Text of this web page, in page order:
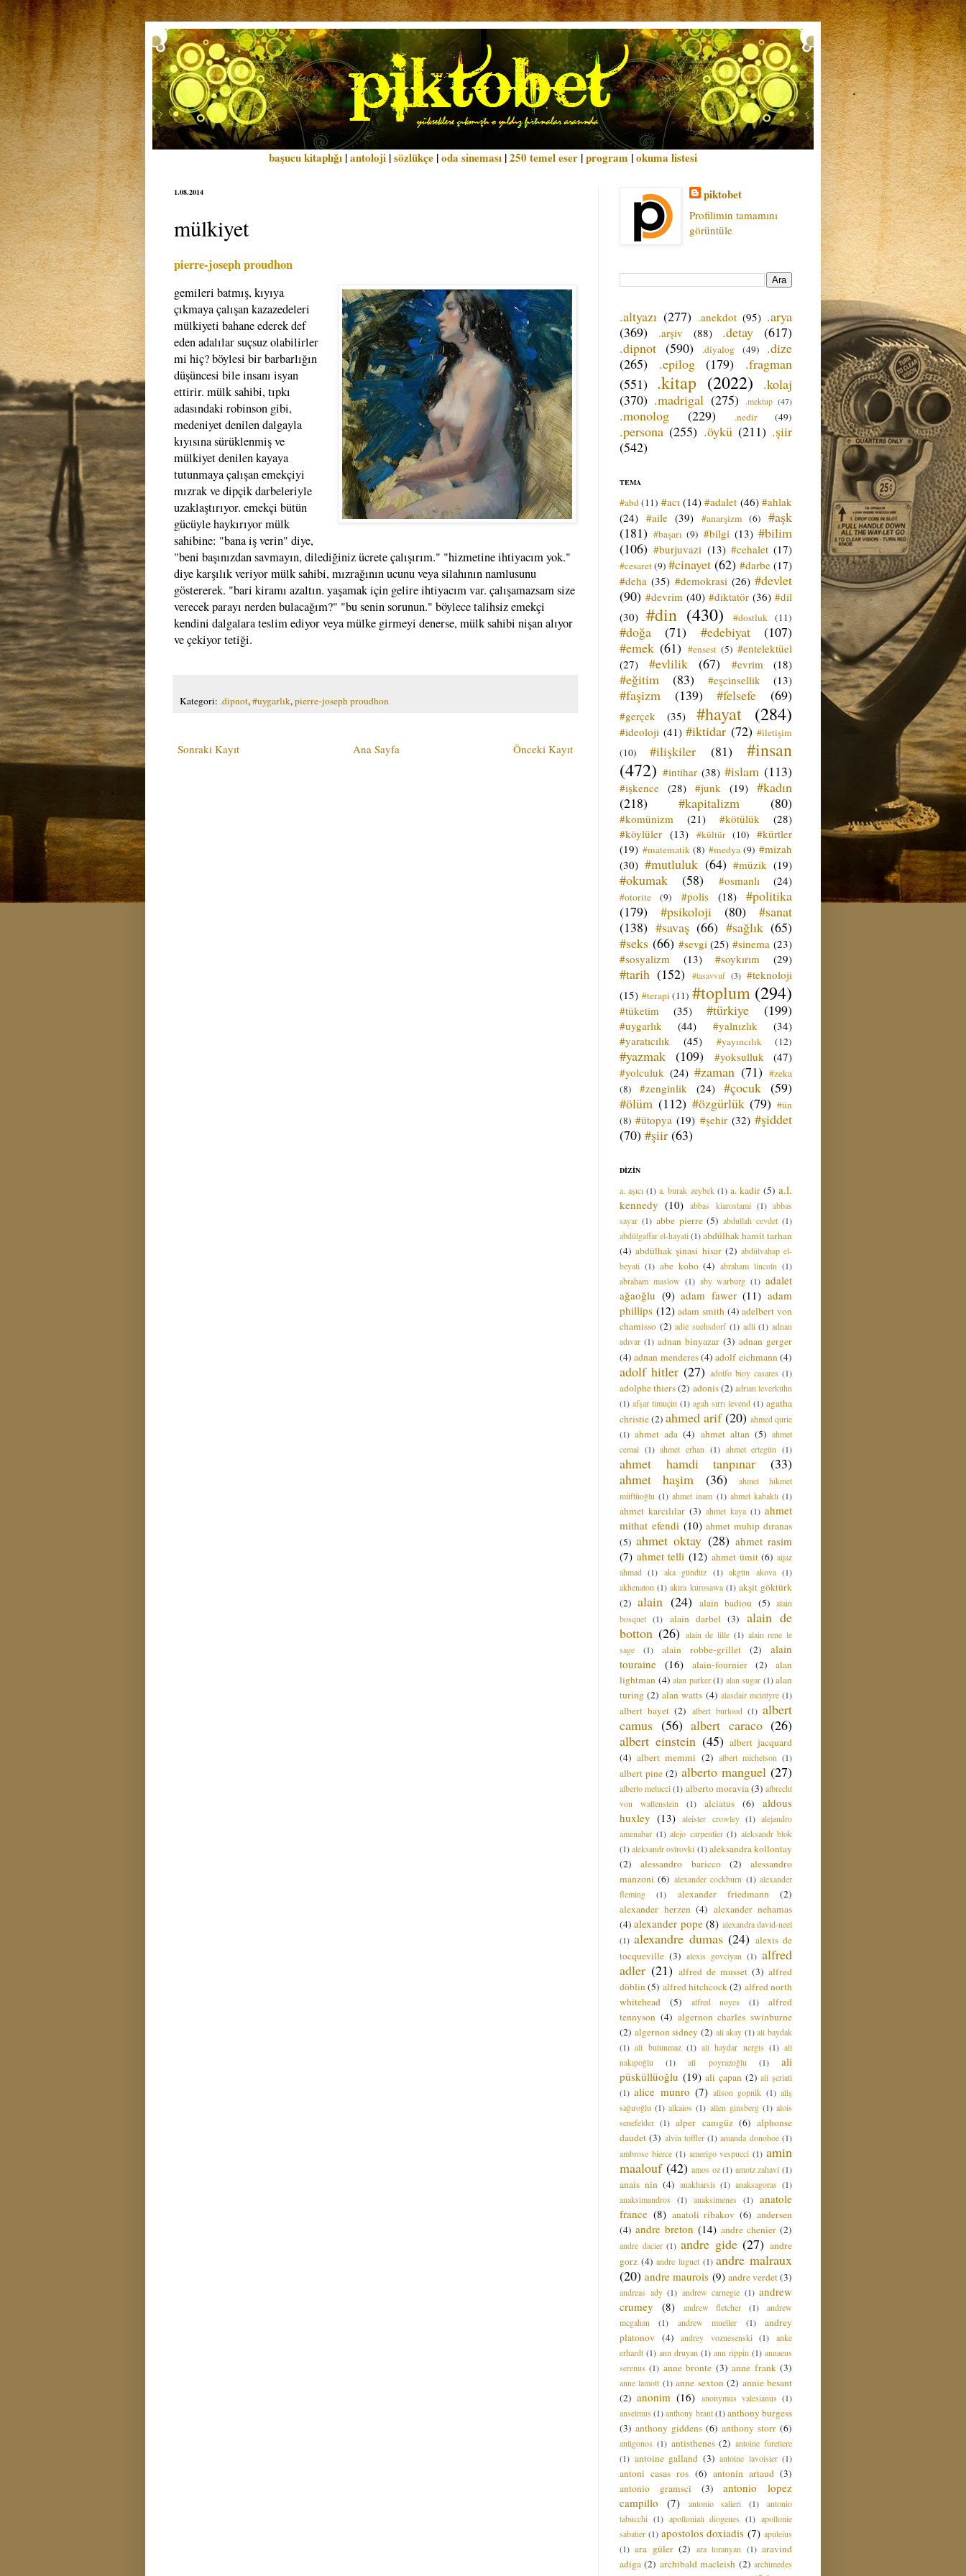
başucu kitaplığı |antoloji |sözlükçe |oda sineması |250 temel eser |program |okuma listesi
1.08.2014
mülkiyet
pierre-joseph proudhon
gemileri batmış, kıyıya
çıkmaya çalışan kazazedeleri
mülkiyeti bahane ederek def
eden adalılar suçsuz olabilirler
mi hiç? böylesi bir barbarlığın
düşüncesi bile insanı isyan
ettirir. mülk sahibi, tıpkı
adasındaki robinson gibi,
medeniyet denilen dalgayla
kıyısına sürüklenmiş ve
mülkiyet denilen kayaya
tutunmaya çalışan emekçiyi
mızrak ve dipçik darbeleriyle
uzaklaştırıyor. emekçi bütün
gücüyle haykırıyor mülk
sahibine: "bana iş verin" diye,
"beni başınızdan savmayın, dilediğiniz ücrete çalışırım." "hizmetine ihtiyacım yok."
diye karşılık veriyor mülk sahibi, mızrağının ucunu veya silahının namlusunu
göstererek. "bari kiramı azaltın. yaşamak için gelire ihtiyacım var. çalışamazsam size
verecek parayı nerden bulacağım?" "bu senin sorunun." böylece talihsiz emekçi
kendini dalgalara teslim ediyor veya mülke girmeyi denerse, mülk sahibi nişan alıyor
ve çekiyor tetiği.
Kategori: .dipnot,#uygarlık,pierre-joseph proudhon
Sonraki Kayıt Önceki Kayıt
Ana Sayfa
piktobet
Profilimin tamamını
görüntüle
.altyazı (277) .anekdot (95) .arya
(369)
.arşiv (88) .detay
(617)
.dipnot (590) .diyalog (49)
.dize
(265)
.epilog (179)
.fragman
(551) .kitap (2022)
.kolaj
(370) .madrigal (275) .mektup (47)
.monolog (229) .nedir (49)
.persona (255) .öykü (211) .şiir
(542)
TEMA
#abd (11) #acı (14) #adalet (46) #ahlak
(24) #aile (39) #anarşizm (6)
#aşk
(181) #başarı (9) #bilgi (13) #bilim
(106) #burjuvazi (13) #cehalet (17)
#cesaret(9) #cinayet (62) #darbe (17)
#deha (35) #demokrasi (26) #devlet
(90) #devrim (40) #diktatör (36) #dil
(30) #din (430) #dostluk (11)
#doğa (71) #edebiyat
(107)
#emek (61) #ensest (5) #entelektüel
(27)
#evlilik (67) #evrim (18)
#eğitim (83) #eşcinsellik (13)
#faşizm (139) #felsefe (69)
#gerçek (35) #hayat (284)
#ideoloji (41) #iktidar (72) #iletişim
(10)
#ilişkiler (81)
#insan
(472) #intihar (38) #islam (113)
#işkence (28) #junk (19) #kadın
(218)
#kapitalizm (80)
#komünizm (21) #kötülük
(28)
#köylüler (13) #kültür (10)
#kürtler
(19) #matematik (8) #medya (9) #mizah
(30) #mutluluk (64) #müzik (19)
#okumak (58) #osmanlı (24)
#otorite (9) #polis (18)
#politika
(179)
#psikoloji (80)
#sanat
(138) #savaş (66) #sağlık (65)
#seks (66) #sevgi (25) #sinema (23)
#sosyalizm
(13) #soykırım (29)
#tarih (152) #tasavvuf (3) #teknoloji
(15) #terapi (11) #toplum (294)
#tüketim (35) #türkiye (199)
#uygarlık (44) #yalnızlık
(34)
#yaratıcılık
(45) #yayıncılık (12)
#yazmak (109) #yoksulluk
(47)
#yolculuk (24) #zaman (71) #zeka
(8)
#zenginlik (24) #çocuk (59)
#ölüm (112) #özgürlük (79) #ün
(8) #ütopya (19) #şehir (32) #şiddet
(70) #şiir (63)
DİZİN
a. aşıcı (1) a. burak zeybek (1) a. kadir (5) a.l.
kennedy (10) abbas kiarostami (1) abbas
sayar (1) abbe pierre (5) abdullah cevdet (1)
abdülgaffar el-hayati(1)abdülhak hamit tarhan
(4) abdülhak şinasi hisar (2) abdülvahap el-
beyati (1) abe kobo (4) abraham lincoln (1)
abraham maslow (1) aby warburg (1) adalet
ağaoğlu (9) adam fawer (11) adam
phillips (12) adam smith (4) adelbert von
chamisso (2) adie suehsdorf (1) adli (1) adnan
adıvar (1) adnan binyazar (3) adnan gerger
(4) adnan menderes(4) adolf eichmann (4)
adolf hitler (27) adolfo bioy casares (1)
adolphe thiers(2) adonis(2) adrian leverkühn
(1) afşar timuçin (1) agah sırrı levend (1) agatha
christie(2) ahmed arif (20) ahmed qurie
(1) ahmet ada (4) ahmet altan (5) ahmet
cemal (1) ahmet erhan (1) ahmet ertegün (1)
ahmet hamdi tanpınar
(33)
ahmet haşim
(36)
ahmet hikmet
müftüoğlu (1) ahmet inam (1) ahmet kabaklı (1)
ahmet karcılılar (3) ahmet kaya (1) ahmet
mithat efendi (10) ahmet muhip dıranas
(5) ahmet oktay (28) ahmet rasim
(7) ahmet telli (12) ahmet ümit (6) aijaz
ahmad (1) aka gündüz (1) akgün akova (1)
akhenaton (1) akira kurosawa (1) akşit göktürk
(2) alain (24) alain badiou (5) alain
bosquet (1) alain darbel (3)
alain de
botton (26) alain de lille (1) alain rene le
sage
(1) alain robbe-grillet (2)
alain
touraine (16) alain-fournier (2)
alan
lightman (4) alan parker (1) alan sugar (1) alan
turing (2) alan watts (4) alasdair mcintyre (1)
albert bayet (2) albert burloud (1) albert
camus (56) albert caraco (26)
albert einstein (45) albert jacquard
(4) albert memmi (2) albert michelson (1)
albert pine (2) alberto manguel (27)
alberto melucci (1) alberto moravia (3) albrecht
von wallenstein
(1) alciatus (6)
aldous
huxley (13) aleister crowley (1) alejandro
amenabar (1) alejo carpentier (1) aleksandr blok
(1) aleksandr ostrovki (1) aleksandra kollontay
(2)
alessandro baricco (2)
alessandro
manzoni (6) alexander cockburn (1) alexander
fleming
(1) alexander friedmann
(2)
alexander herzen (4) alexander nehamas
(4) alexander pope (8) alexandra david-neel
(1) alexandre dumas (24) alexis de
tocqueville (3) alexis govciyan (1) alfred
adler (21) alfred de musset (3) alfred
döblin (5) alfred hitchcock(2) alfred north
whitehead
(5) alfred noyes (1)
alfred
tennyson (4) algernon charles swinburne
(2) algernon sidney (2) ali akay (1) ali baydak
(1) ali bulunmaz (1) ali haydar nergis (1) ali
nakıpoğlu
(1) ali poyrazoğlu (1)
ali
püsküllüoğlu (19) ali çapan (2) ali şeriati
(1) alice munro (7) alison gopnik (1) aliş
sağıroğlu (1) alkaios (1) allen ginsberg (1) alois
senefelder (1) alper canıgüz (6) alphonse
daudet (3) alvin toffler (1) amanda donohoe (1)
ambrose bierce (1) amerigo vespucci (1) amin
maalouf (42) amos oz (1) amotz zahavi (1)
anais nin (4) anakharsis (1) anaksagoras (1)
anaksimandros
(1) anaksimenes (1) anatole
france (8) anatoli ribakov (6) andersen
(4) andre breton (14) andre chenier (2)
andre dacier (1) andre gide (27) andre
gorz (4) andre luguet (1) andre malraux
(20) andre maurois (9) andre verdet(3)
andreas ady (1) andrew carnegie (1) andrew
crumey
(8) andrew fletcher (1)
andrew
mcgahan
(1) andrew mueller (1)
andrey
platonov (4) andrey voznesenski (1)
anke
erhardt (1) ann druyan (1) ann rippin (1) annaeus
serenus (1) anne bronte (3) anne frank (3)
anne lamott (1) anne sexton (2) annie besant
(2) anonim (16) anonymus valesianus (1)
anselmus (1) anthony brant (1) anthony burgess
(3) anthony giddens (6) anthony storr (6)
antigonos (1) antisthenes (2) antoine furetiere
(1) antoine galland (3) antoine lavoisier (1)
antoni casas ros (6) antonin artaud (3)
antonio gramsci
(3)
antonio lopez
campillo
(7) antonio salieri (1)
antonio
tabucchi (1) apollonialı diogenes (1) apollonie
sabatier (1) apostolos doxiadis (7) apuleius
(1) ara güler (2) ara toranyan (1) aravind
adiga (2) archibald macleish (2) archimedes